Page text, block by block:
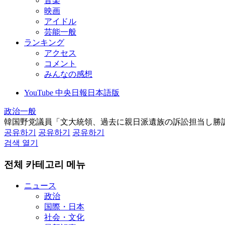
映画
アイドル
芸能一般
ランキング
アクセス
コメント
みんなの感想
YouTube 中央日報日本語版
政治一般
韓国野党議員「文大統領、過去に親日派遺族の訴訟担当し勝
공유하기
공유하기
공유하기
검색 열기
전체 카테고리 메뉴
ニュース
政治
国際・日本
社会・文化